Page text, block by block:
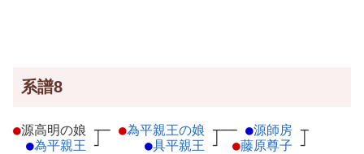
系譜8
●源高明の娘 ┬
●為平親王 ┘
─ ●為平親王の娘 ┬
●具平親王 ┘
── ●源師房 ┬
●藤原尊子 ┘